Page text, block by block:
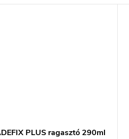
PLUS ragasztó 290ml